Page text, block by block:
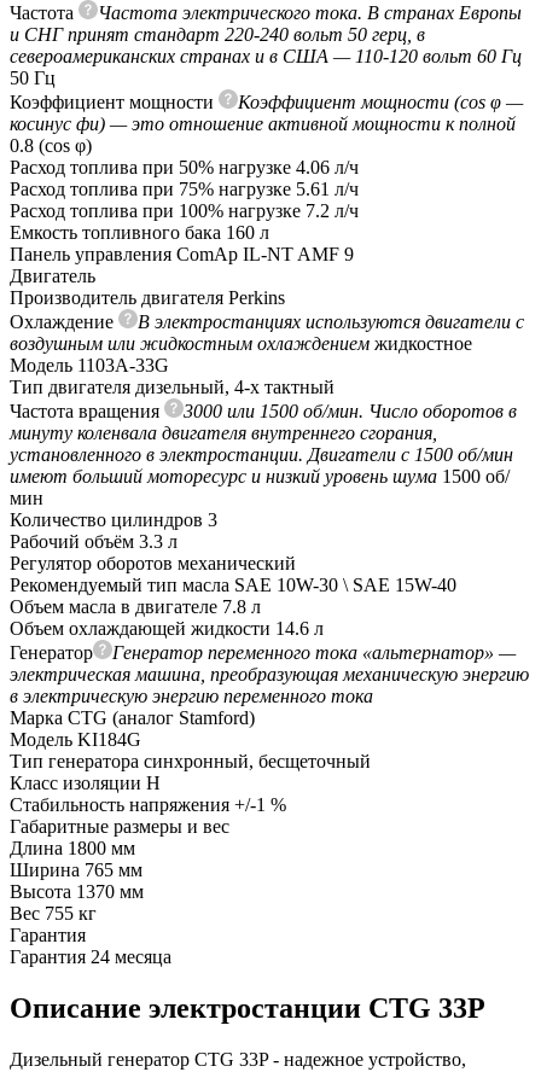
Частота
Частота электрического тока. В странах Европы
и СНГ принят стандарт 220-240 вольт 50 герц, в
североамериканских странах и в США — 110-120 вольт 60 Гц
50 Гц
Коэффициент мощности
Коэффициент мощности (cos φ —
косинус фи) — это отношение активной мощности к полной
0.8 (сos φ)
Расход топлива при 50% нагрузке 4.06 л/ч
Расход топлива при 75% нагрузке 5.61 л/ч
Расход топлива при 100% нагрузке 7.2 л/ч
Емкость топливного бака 160 л
Панель управления ComAp IL-NT AMF 9
Двигатель
Производитель двигателя Perkins
Охлаждение
В электростанциях используются двигатели с
воздушным или жидкостным охлаждением жидкостное
Модель 1103A-33G
Тип двигателя дизельный, 4-х тактный
Частота вращения
3000 или 1500 об/мин. Число оборотов в
минуту коленвала двигателя внутреннего сгорания,
установленного в электростанции. Двигатели с 1500 об/мин
имеют больший моторесурс и низкий уровень шума 1500 об/
мин
Количество цилиндров 3
Рабочий объём 3.3 л
Регулятор оборотов механический
Рекомендуемый тип масла SAE 10W-30 \ SAE 15W-40
Объем масла в двигателе 7.8 л
Объем охлаждающей жидкости 14.6 л
Генератор
Генератор переменного тока «альтернатор» —
электрическая машина, преобразующая механическую энергию
в электрическую энергию переменного тока
Марка CTG (аналог Stamford)
Модель KI184G
Тип генератора синхронный, бесщеточный
Класс изоляции H
Стабильность напряжения +/-1 %
Габаритные размеры и вес
Длина 1800 мм
Ширина 765 мм
Высота 1370 мм
Вес 755 кг
Гарантия
Гарантия 24 месяца
Описание электростанции CTG 33P
Дизельный генератор CTG 33P - надежное устройство,